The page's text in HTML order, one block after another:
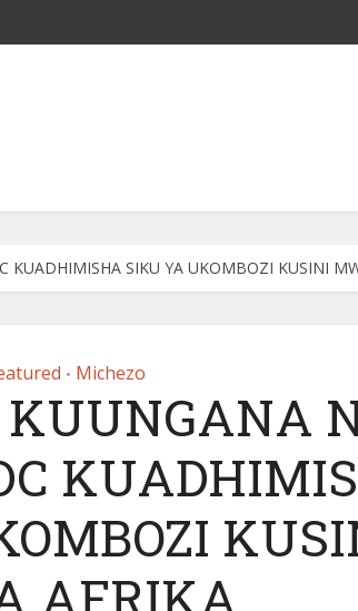
KUADHIMISHA SIKU YA UKOMBOZI KUSINI
• Michezo
AFRIKA